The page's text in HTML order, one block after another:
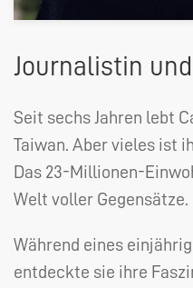
Journalistin
Seit sechs Jahren lebt
Taiwan. Aber vieles ist
Das 23-Millionen-
Welt voller Gegensätze.
Während eines
entdeckte sie ihre